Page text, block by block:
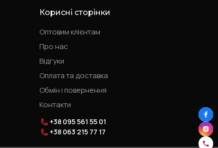
Корисні сторінки
Оптовим клієнтам
Про нас
Відгуки
Оплата та доставка
Обмін і повернення
Контакти
+38 095 561 55 01
+38 063 215 77 17